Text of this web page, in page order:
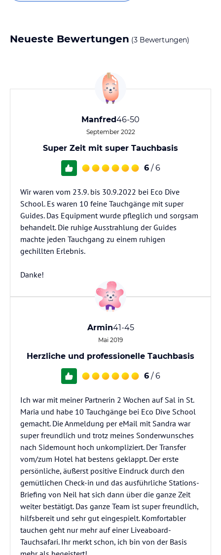
Neueste Bewertungen (3 Bewertungen)
Manfred46-50
September 2022
Super Zeit mit super Tauchbasis
6 / 6
Wir waren vom 23.9. bis 30.9.2022 bei Eco Dive
School. Es waren 10 feine Tauchgänge mit super
Guides. Das Equipment wurde pfleglich und sorgsam
behandelt. Die ruhige Ausstrahlung der Guides
machte jeden Tauchgang zu einem ruhigen
gechillten Erlebnis.
Danke!
Armin41-45
Mai 2019
Herzliche und professionelle Tauchbasis
6 / 6
Ich war mit meiner Partnerin 2 Wochen auf Sal in St.
Maria und habe 10 Tauchgänge bei Eco Dive School
gemacht. Die Anmeldung per eMail mit Sandra war
super freundlich und trotz meines Sonderwunsches
nach Sidemount hoch unkompliziert. Der Transfer
vom/zum Hotel hat bestens geklappt. Der erste
persönliche, äußerst positive Eindruck durch den
gemütlichen Check-in und das ausführliche Stations-
Briefing von Neil hat sich dann über die ganze Zeit
weiter bestätigt. Das ganze Team ist super freundlich,
hilfsbereit und sehr gut eingespielt. Komfortabler
tauchen geht nur mehr auf einer Liveaboard-
Tauchsafari. Ihr merkt schon, ich bin von der Basis